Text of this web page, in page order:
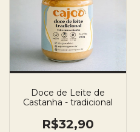
Doce de Leite de
Castanha - tradicional
R$32,90